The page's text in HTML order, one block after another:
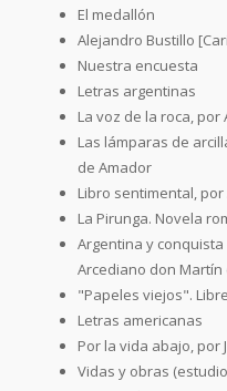
El medallón
Alejandro Bustillo
Nuestra encuesta
Letras argentinas
La voz de la roca, por
Las lámparas de
de Amador
Libro sentimental,
La Pirunga. Novela
Argentina y
Arcediano don
"Papeles viejos".
Letras americanas
Por la vida abajo, por
Vidas y obras